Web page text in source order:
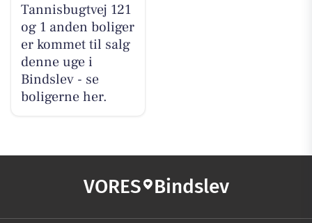
Tannisbugtvej 121
og 1 anden boliger
er kommet til salg
denne uge i
Bindslev - se
boligerne her.
VORES Bindslev